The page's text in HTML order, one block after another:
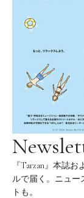
『Tarzan』本誌
ルで届く。ニュー
トも。